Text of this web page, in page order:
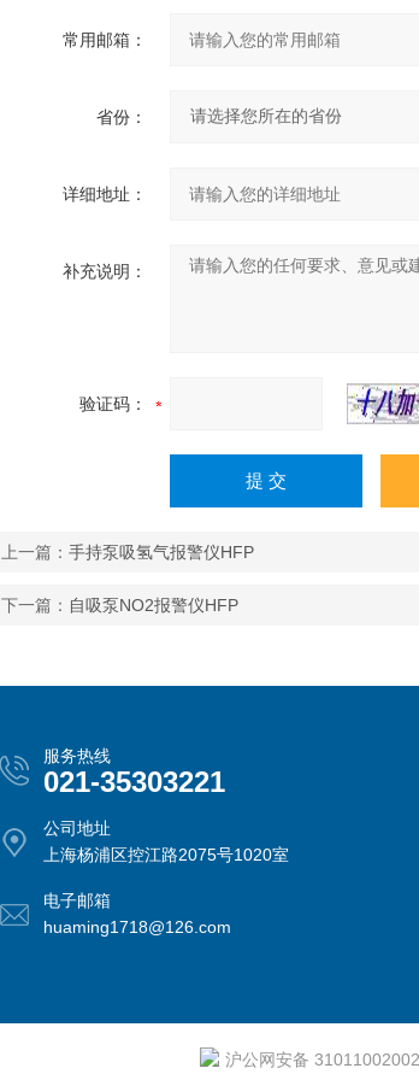
常用邮箱：
省份：
详细地址：
补充说明：
验证码：
上一篇： 手持泵吸氢气报警仪HFP
下一篇： 自吸泵NO2报警仪HFP
服务热线
021-35303221
公司地址
上海杨浦区控江路2075号1020室
电子邮箱
huaming1718@126.com
沪公网安备